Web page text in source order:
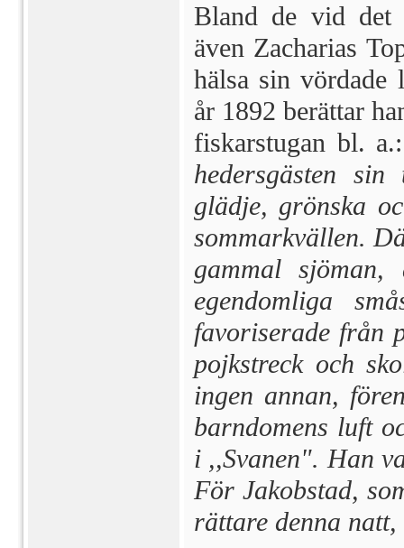
Bland de vid det
även Zacharias
hälsa sin vördade
år 1892 berättar
fiskarstugan bl.
hedersgästen
glädje, grönska
sommar­kvällen.
gammal
egendomliga
favoriserade från
pojkstreck och
ingen annan,
barndomens luft
i ,,Svanen". Han
För Jakobstad,
rättare denna